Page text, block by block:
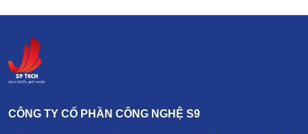
CÔNG TY CỔ PHẦN CÔNG NGHỆ S9